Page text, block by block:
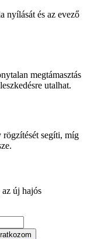
nyílását és az evező
megtámasztás
utalhat.
rögzítését segíti, míg
új hajós